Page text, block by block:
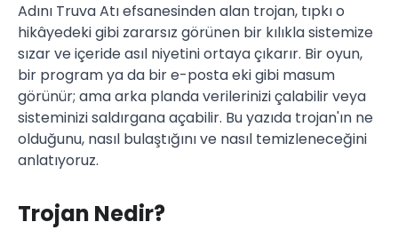
Adını Truva Atı efsanesinden alan trojan, tıpkı o
hikâyedeki gibi zararsız görünen bir kılıkla sistemize
sızar ve içeride asıl niyetini ortaya çıkarır. Bir oyun,
bir program ya da bir e-posta eki gibi masum
görünür; ama arka planda verilerinizi çalabilir veya
sisteminizi saldırgana açabilir. Bu yazıda trojan'ın ne
olduğunu, nasıl bulaştığını ve nasıl temizleneceğini
anlatıyoruz.
Trojan Nedir?